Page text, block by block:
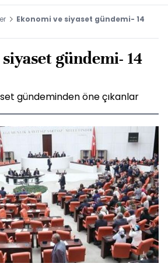
Ekonomi ve siyaset gündemi- 14
gündemi- 14
gündeminden öne çıkanlar